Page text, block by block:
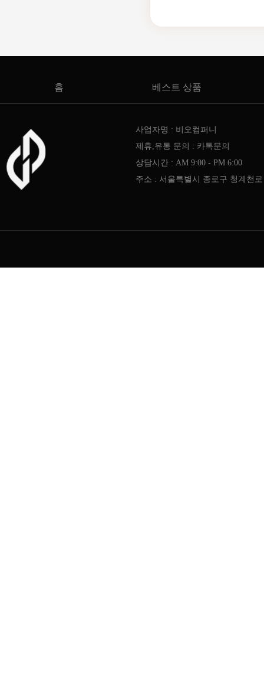
홈 베스트 상품
사업자명 : 비오컴퍼니
제휴,유통 문의 : 카톡문의
상담시간 : AM 9:00 - PM 6:00
주소 : 서울특별시 종로구 청계천로